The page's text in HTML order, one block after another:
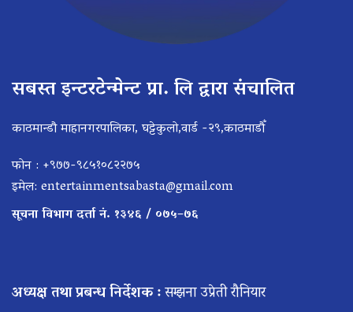
सबस्त इन्टरटेन्मेन्ट प्रा. लि द्वारा संचालित
काठमान्डौ माहानगरपालिका, घट्टेकुलो,वार्ड -२९,काठमाडौँ
फोन : +९७७-९८५१०८२२७५
इमेल: entertainmentsabasta@gmail.com
सूचना विभाग दर्ता नं. १३४६ / ०७५–७६
अध्यक्ष तथा प्रबन्ध निर्देशक :सम्झना उप्रेती रौनियार